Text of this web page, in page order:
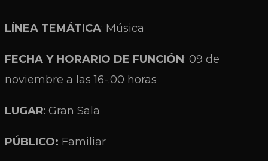
LÍNEA TEMÁTICA: Música
FECHA Y HORARIO DE FUNCIÓN: 09 de
noviembre a las 16-.00 horas
LUGAR: Gran Sala
PÚBLICO: Familiar